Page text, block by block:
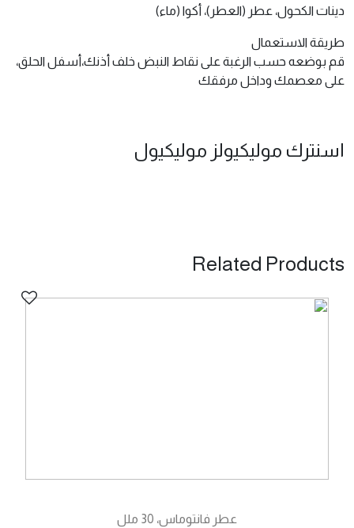
دينات الكحول، عطر (العطر)، أكوا (ماء)
طريقة الاستعمال
قم بوضعه حسب الرغبة على نقاط النبض خلف أذنك،أسفل الحلق،
على معصمك وداخل مرفقك
اسنترك موليكيولز موليكيول
Related Products
عطر فانتوماس، 30 ملل